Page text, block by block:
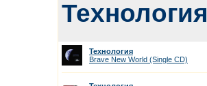
Технология
Технология
Brave New World (Single CD)